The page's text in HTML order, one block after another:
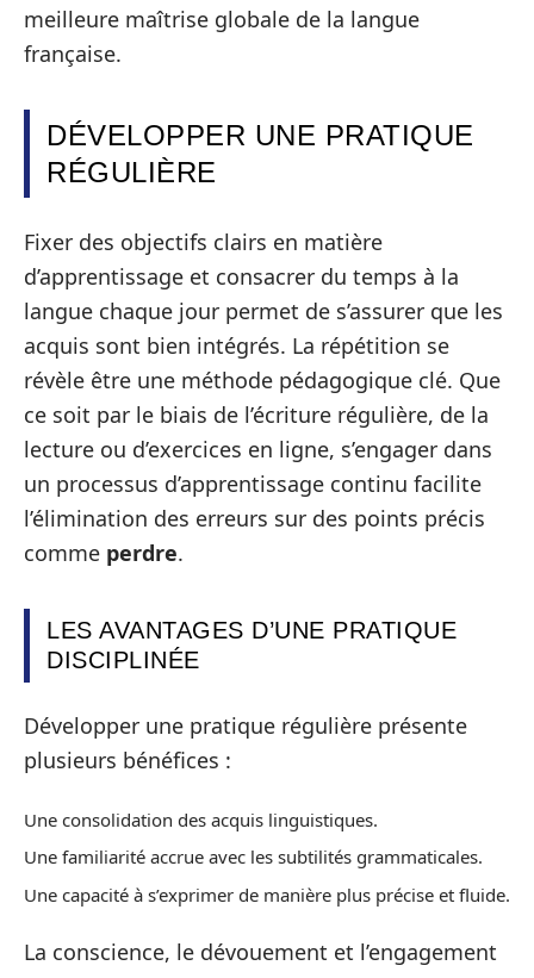
meilleure maîtrise globale de la langue
française.
DÉVELOPPER UNE PRATIQUE
RÉGULIÈRE
Fixer des objectifs clairs en matière
d’apprentissage et consacrer du temps à la
langue chaque jour permet de s’assurer que les
acquis sont bien intégrés. La répétition se
révèle être une méthode pédagogique clé. Que
ce soit par le biais de l’écriture régulière, de la
lecture ou d’exercices en ligne, s’engager dans
un processus d’apprentissage continu facilite
l’élimination des erreurs sur des points précis
comme perdre.
LES AVANTAGES D’UNE PRATIQUE
DISCIPLINÉE
Développer une pratique régulière présente
plusieurs bénéfices :
Une consolidation des acquis linguistiques.
Une familiarité accrue avec les subtilités grammaticales.
Une capacité à s’exprimer de manière plus précise et fluide.
La conscience, le dévouement et l’engagement